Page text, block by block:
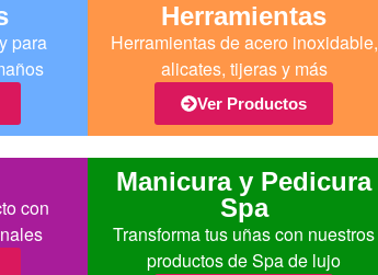
para
Herramientas
Herramientas de acero inoxidable,
alicates, tijeras y más
Ver Productos
con
Manicura y Pedicura
Spa
Transforma tus uñas con nuestros
productos de Spa de lujo